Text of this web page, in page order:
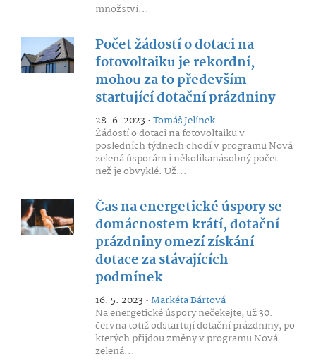
množství...
Počet žádostí o dotaci na
fotovoltaiku je rekordní,
mohou za to především
startující dotační prázdniny
28. 6. 2023 •Tomáš Jelínek
Žádostí o dotaci na fotovoltaiku v
posledních týdnech chodí v programu Nová
zelená úsporám i několikanásobný počet
než je obvyklé. Už...
Čas na energetické úspory se
domácnostem krátí, dotační
prázdniny omezí získání
dotace za stávajících
podmínek
16. 5. 2023 •Markéta Bártová
Na energetické úspory nečekejte, už 30.
června totiž odstartují dotační prázdniny, po
kterých přijdou změny v programu Nová
zelená...